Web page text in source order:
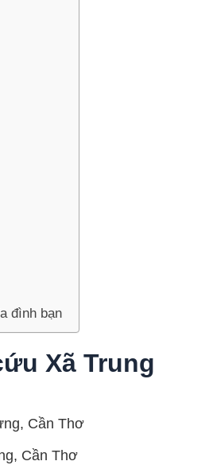
đình bạn
Xã Trung
Cần Thơ